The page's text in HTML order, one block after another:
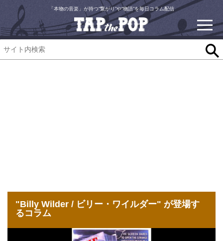
「本物の音楽」が持つ“繋がり”や“物語”を毎日コラム配信
"Billy Wilder / ビリー・ワイルダー" が登場す
るコラム